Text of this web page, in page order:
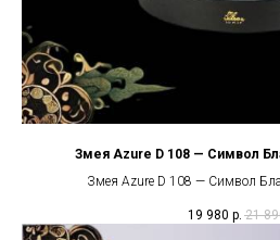
Змея Azure D 108 — Символ
Змея Azure D 108 — Символ
19 980 р. 21